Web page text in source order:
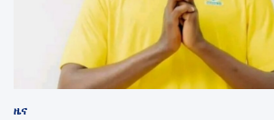
ዜና